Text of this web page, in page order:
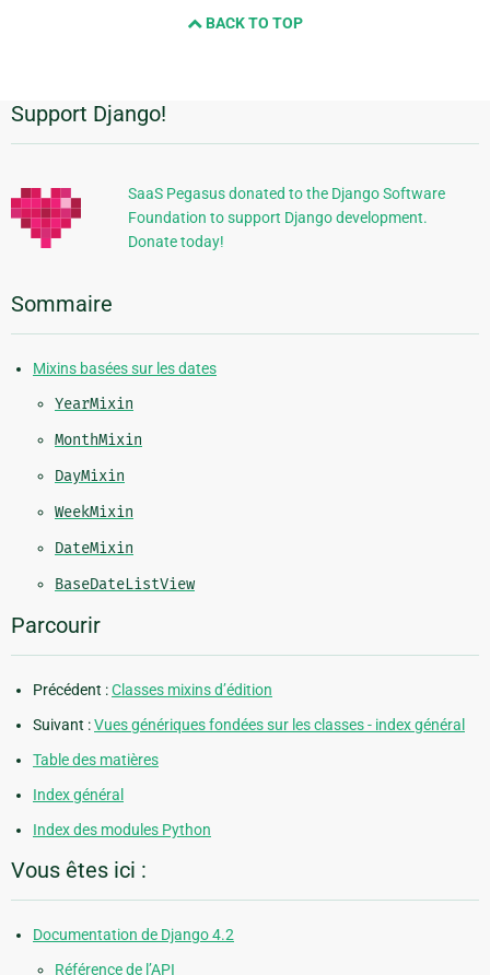
BACK TO TOP
Informations
supplémentaires
Support Django!
SaaS Pegasus donated to the Django Software
Foundation to support Django development.
Donate today!
Sommaire
Mixins basées sur les dates
YearMixin
MonthMixin
DayMixin
WeekMixin
DateMixin
BaseDateListView
Parcourir
Précédent :Classes mixins d’édition
Suivant :Vues génériques fondées sur les classes - index général
Table des matières
Index général
Index des modules Python
Vous êtes ici :
Documentation de Django 4.2
Référence de l’API